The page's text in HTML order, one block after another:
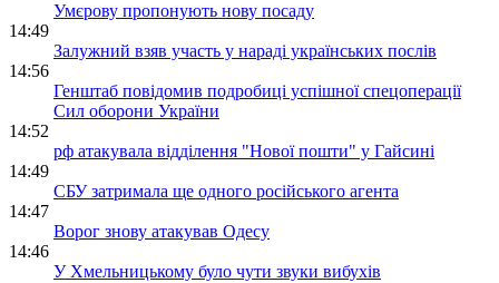
Умєрову пропонують нову посаду
14:49
Залужний взяв участь у нараді українських послів
14:56
Генштаб повідомив подробиці успішної спецоперації
Сил оборони України
14:52
рф атакувала відділення "Нової пошти" у Гайсині
14:49
СБУ затримала ще одного російського агента
14:47
Ворог знову атакував Одесу
14:46
У Хмельницькому було чути звуки вибухів